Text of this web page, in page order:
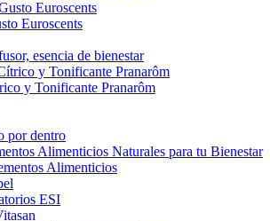
Euroscents
esencia de bienestar
y Tonificante Pranarôm
por dentro
Alimenticios Naturales para tu Bienestar
Alimenticios